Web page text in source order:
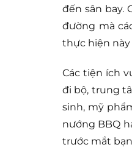
đến sân bay.
đường mà
thực hiện này
Các tiện ích
đi bộ, trung
sinh, mỹ
nướng BBQ
trước mắt